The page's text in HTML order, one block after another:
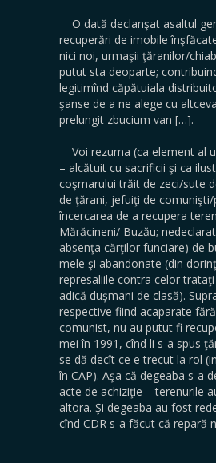
O dată declanşat asaltul
recuperări de imobile
nici noi, urmaşii ţăranilor/
putut sta deoparte;
legitimînd căpătuiala
şanse de a ne alege cu
prelungit zbucium van […].
Voi rezuma (ca element al
– alcătuit cu sacrificii şi ca
coşmarului trăit de zeci/sute
de ţărani, jefuiţi de
încercarea de a recupera
Mărăcineni/ Buzău;
absenţa cărţilor funciare) de
mele şi abandonate (din
represaliile contra celor trataţi
adică duşmani de clasă).
respective fiind acaparate
comunist, nu au putut fi
mei în 1991, cînd li s-a spus
se dă decît ce e trecut la rol
în CAP). Aşa că degeaba s-a
acte de achiziţie – terenurile
altora. Şi degeaba au fost
cînd CDR s-a făcut că repară